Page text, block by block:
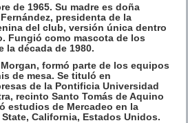
de 1965. Su madre es doña
presidenta de la
del club, versión única dentro
Fungió como mascota de los
la década de 1980.
formó parte de los equipos
de mesa. Se tituló en
de la Pontificia Universidad
recinto Santo Tomás de Aquino
estudios de Mercadeo en la
California, Estados Unidos.